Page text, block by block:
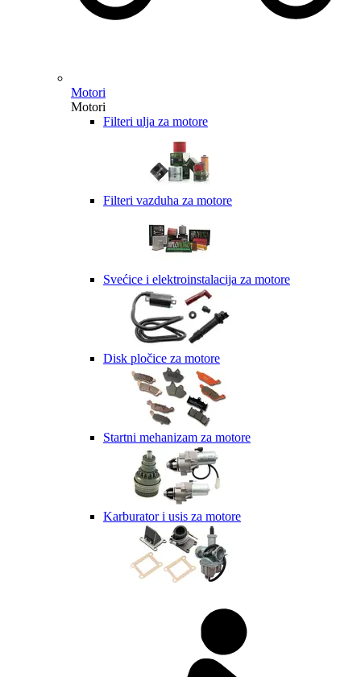
Motori
Motori
Filteri ulja za motore
Filteri vazduha za motore
Svećice i elektroinstalacija za motore
Disk pločice za motore
Startni mehanizam za motore
Karburator i usis za motore